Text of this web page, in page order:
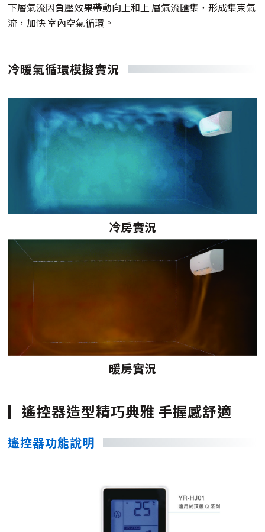
下層氣流因負壓效果帶動向上和上 層氣流匯集，形成集束氣
流，加快 室內空氣循環。
冷暖氣循環模擬實況
冷房實況
暖房實況
遙控器造型精巧典雅 手握感舒適
遙控器功能說明